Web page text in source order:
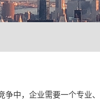
中，企业需要一个专业